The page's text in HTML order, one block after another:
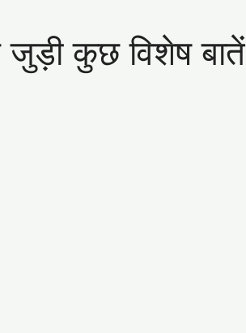
कुछ विशेष बातें